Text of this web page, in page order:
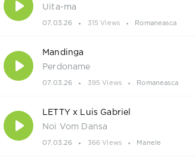
Uita-ma
07.03.26 315 Views Romaneasca
Mandinga
Perdoname
07.03.26 395 Views Romaneasca
LETTY x Luis Gabriel
Noi Vom Dansa
07.03.26 366 Views Manele